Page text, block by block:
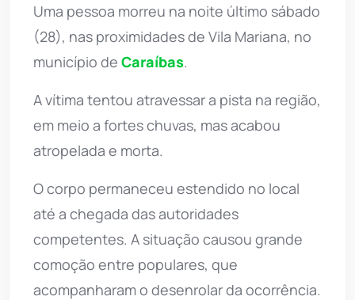
Uma pessoa morreu na noite último sábado
(28), nas proximidades de Vila Mariana, no
município de Caraíbas.
A vítima tentou atravessar a pista na região,
em meio a fortes chuvas, mas acabou
atropelada e morta.
O corpo permaneceu estendido no local
até a chegada das autoridades
competentes. A situação causou grande
comoção entre populares, que
acompanharam o desenrolar da ocorrência.